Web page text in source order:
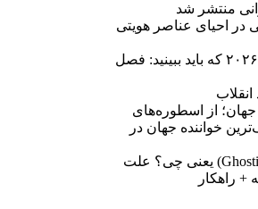
منتشر شد
احیای عناصر هویتی
۱۰انیمه برتر بهار ۲۰۲۶ که باید ببینید: فصل
جهان؛ از اسطوره‌های
خواننده جهان در
گوست کردن (Ghosting) یعنی چی؟ علت
+ راهکار